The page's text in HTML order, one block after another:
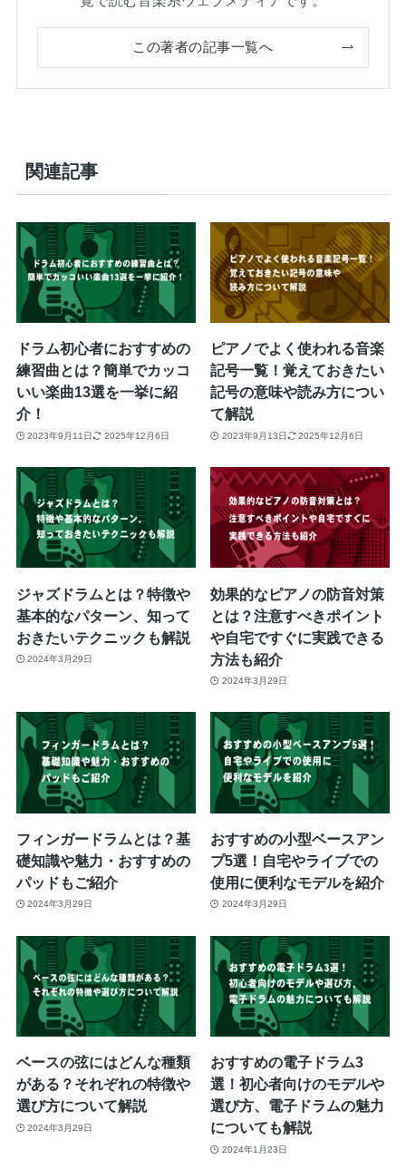
この著者の記事一覧へ
関連記事
ドラム初心者におすすめの
練習曲とは？簡単でカッコ
いい楽曲13選を一挙に紹
介！
2023年9月11日 2025年12月6日
ピアノでよく使われる音楽
記号一覧！覚えておきたい
記号の意味や読み方につい
て解説
2023年9月13日 2025年12月6日
ジャズドラムとは？特徴や
基本的なパターン、知って
おきたいテクニックも解説
2024年3月29日
効果的なピアノの防音対策
とは？注意すべきポイント
や自宅ですぐに実践できる
方法も紹介
2024年3月29日
フィンガードラムとは？基
礎知識や魅力・おすすめの
パッドもご紹介
2024年3月29日
おすすめの小型ベースアン
プ5選！自宅やライブでの
使用に便利なモデルを紹介
2024年3月29日
ベースの弦にはどんな種類
がある？それぞれの特徴や
選び方について解説
2024年3月29日
おすすめの電子ドラム3
選！初心者向けのモデルや
選び方、電子ドラムの魅力
についても解説
2024年1月23日